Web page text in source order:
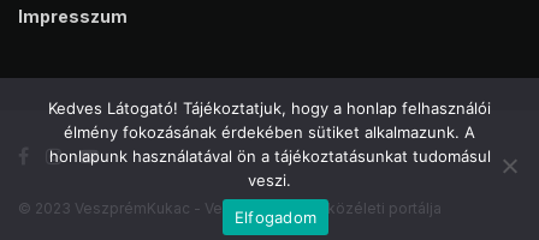
Impresszum
© 2023 VeszprémKukac - Veszprém online közéleti portálja
Kedves Látogató! Tájékoztatjuk, hogy a honlap felhasználói
élmény fokozásának érdekében sütiket alkalmazunk. A
honlapunk használatával ön a tájékoztatásunkat tudomásul
veszi.
Elfogadom